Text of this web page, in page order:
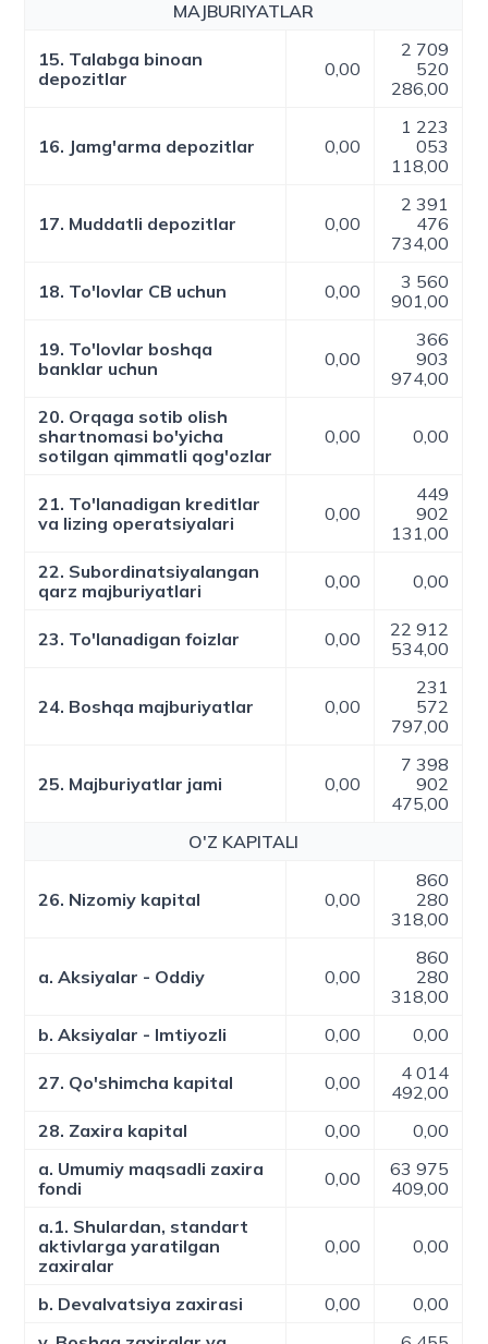
MAJBURIYATLAR
15. Talabga binoan
depozitlar
0,00
2 709
520
286,00
16. Jamg'arma depozitlar 0,00
1 223
053
118,00
17. Muddatli depozitlar 0,00
2 391
476
734,00
18. To'lovlar CB uchun 0,00
3 560
901,00
19. To'lovlar boshqa
banklar uchun
0,00
366
903
974,00
20. Orqaga sotib olish
shartnomasi bo'yicha
sotilgan qimmatli qog'ozlar
0,00 0,00
21. To'lanadigan kreditlar
va lizing operatsiyalari
0,00
449
902
131,00
22. Subordinatsiyalangan
qarz majburiyatlari
0,00 0,00
23. To'lanadigan foizlar 0,00
22 912
534,00
24. Boshqa majburiyatlar 0,00
231
572
797,00
25. Majburiyatlar jami 0,00
7 398
902
475,00
O'Z KAPITALI
26. Nizomiy kapital 0,00
860
280
318,00
a. Aksiyalar - Oddiy 0,00
860
280
318,00
b. Aksiyalar - Imtiyozli
0,00 0,00
27. Qo'shimcha kapital 0,00
4 014
492,00
28. Zaxira kapital
0,00
0,00
a. Umumiy maqsadli zaxira
fondi
0,00
63 975
409,00
a.1. Shulardan, standart
aktivlarga yaratilgan
zaxiralar
0,00 0,00
b. Devalvatsiya zaxirasi 0,00
0,00